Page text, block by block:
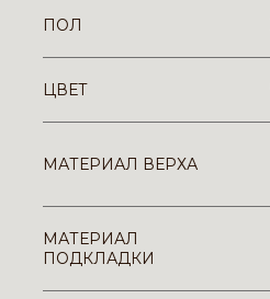
ПОЛ
ЦВЕТ
МАТЕРИАЛ ВЕРХА
МАТЕРИАЛ
ПОДКЛАДКИ